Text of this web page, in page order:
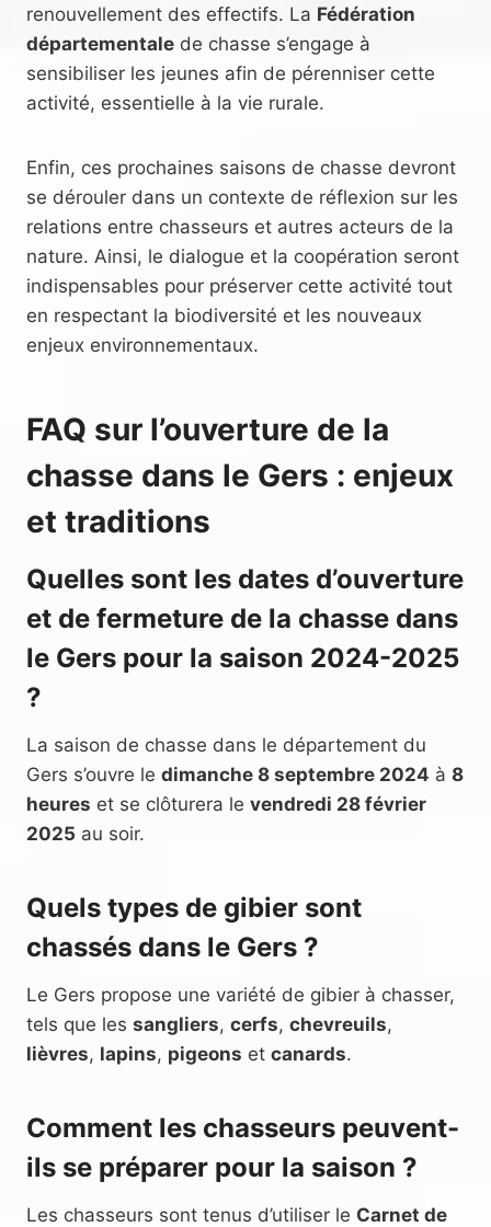
renouvellement des effectifs. La Fédération
départementale de chasse s’engage à
sensibiliser les jeunes afin de pérenniser cette
activité, essentielle à la vie rurale.
Enfin, ces prochaines saisons de chasse devront
se dérouler dans un contexte de réflexion sur les
relations entre chasseurs et autres acteurs de la
nature. Ainsi, le dialogue et la coopération seront
indispensables pour préserver cette activité tout
en respectant la biodiversité et les nouveaux
enjeux environnementaux.
FAQ sur l’ouverture de la
chasse dans le Gers : enjeux
et traditions
Quelles sont les dates d’ouverture
et de fermeture de la chasse dans
le Gers pour la saison 2024-2025
?
La saison de chasse dans le département du
Gers s’ouvre le dimanche 8 septembre 2024 à 8
heures et se clôturera le vendredi 28 février
2025 au soir.
Quels types de gibier sont
chassés dans le Gers ?
Le Gers propose une variété de gibier à chasser,
tels que les sangliers, cerfs, chevreuils,
lièvres, lapins, pigeons et canards.
Comment les chasseurs peuvent-
ils se préparer pour la saison ?
Les chasseurs sont tenus d’utiliser le Carnet de